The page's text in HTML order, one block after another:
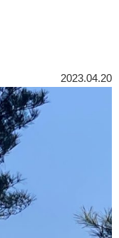
2023.04.20